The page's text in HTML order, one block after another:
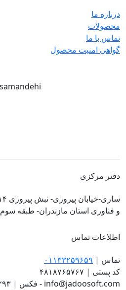
درباره ما
محصولات
تماس با ما
گواهی امنیت محصول
دفتر مرکزی
و فناوری استان مازندران- طبقه سوم
اطلاعات تماس
تماس | ۰۱۱۳۳۲۵۹۶۵۹
کد پستی | ۴۸۱۸۷۶۵۷۶۷
فکس | ۰۱۱۳۳۲۶۷۲۹۳ - info@jadoosoft.com